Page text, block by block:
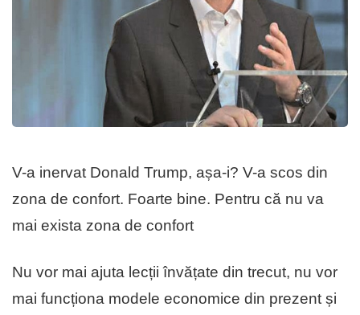
V-a inervat Donald Trump, așa-i? V-a scos din
zona de confort. Foarte bine. Pentru că nu va
mai exista zona de confort
Nu vor mai ajuta lecții învățate din trecut, nu vor
mai funcționa modele economice din prezent și